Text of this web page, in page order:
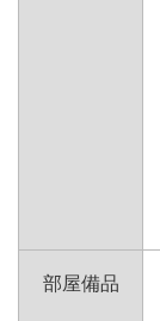
部屋備品